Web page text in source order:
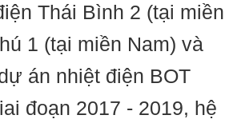
Thái Bình 2 (tại miền
1 (tại miền Nam) và
án nhiệt điện BOT
đoạn 2017 - 2019, hệ